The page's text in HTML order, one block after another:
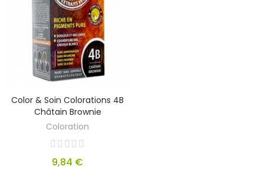
Color & Soin Colorations 4B
Châtain Brownie
Coloration
9,84 €